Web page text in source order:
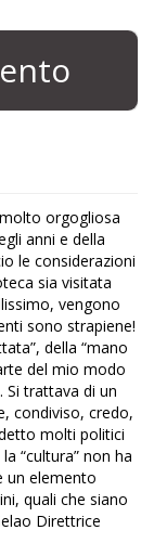
orgogliosa
anni e della
le considerazioni
sia visitata
vengono
sono strapiene!
della “mano
del mio modo
Si trattava di un
condiviso, credo,
molti politici
“cultura” non ha
un elemento
quali che siano
Direttrice